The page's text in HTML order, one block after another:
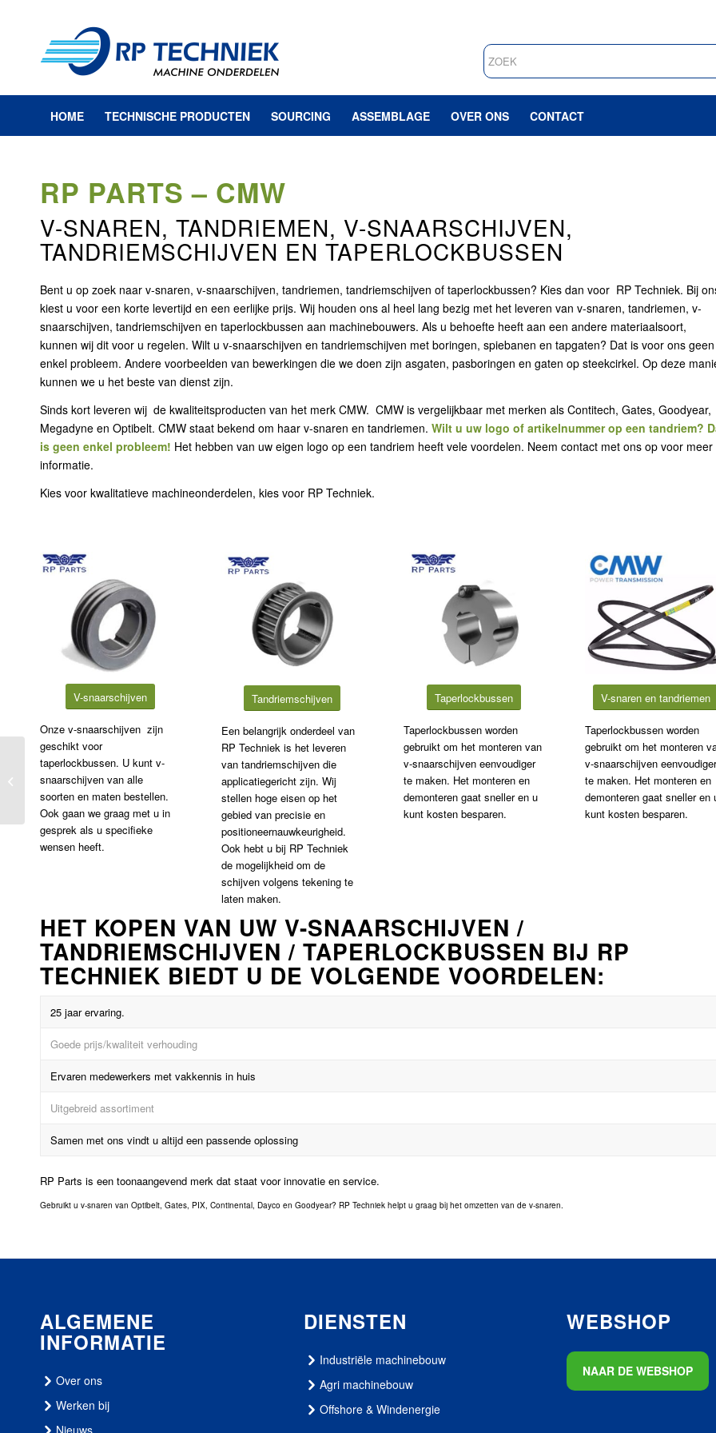
HOME TECHNISCHE PRODUCTEN SOURCING ASSEMBLAGE OVER ONS CONTACT
RP PARTS – CMW
V-SNAREN, TANDRIEMEN, V-SNAARSCHIJVEN,
TANDRIEMSCHIJVEN EN TAPERLOCKBUSSEN
Bent u op zoek naar v-snaren, v-snaarschijven, tandriemen, tandriemschijven of taperlockbussen? Kies dan voor RP Techniek. Bij
kiest u voor een korte levertijd en een eerlijke prijs. Wij houden ons al heel lang bezig met het leveren van v-snaren, tandriemen, v-
snaarschijven, tandriemschijven en taperlockbussen aan machinebouwers. Als u behoefte heeft aan een andere materiaalsoort,
kunnen wij dit voor u regelen. Wilt u v-snaarschijven en tandriemschijven met boringen, spiebanen en tapgaten? Dat is voor ons geen
enkel probleem. Andere voorbeelden van bewerkingen die we doen zijn asgaten, pasboringen en gaten op steekcirkel. Op deze
kunnen we u het beste van dienst zijn.
Sinds kort leveren wij de kwaliteitsproducten van het merk CMW. CMW is vergelijkbaar met merken als Contitech, Gates, Goodyear,
Megadyne en Optibelt. CMW staat bekend om haar v-snaren en tandriemen. Wilt u uw logo of artikelnummer op een tandriem?
is geen enkel probleem! Het hebben van uw eigen logo op een tandriem heeft vele voordelen. Neem contact met ons op voor meer
informatie.
Kies voor kwalitatieve machineonderdelen, kies voor RP Techniek.
V-snaarschijven
Onze v-snaarschijven zijn
geschikt voor
taperlockbussen. U kunt v-
snaarschijven van alle
soorten en maten bestellen.
Ook gaan we graag met u in
gesprek als u specifieke
wensen heeft.
Tandriemschijven
Een belangrijk onderdeel van
RP Techniek is het leveren
van tandriemschijven die
applicatiegericht zijn. Wij
stellen hoge eisen op het
gebied van precisie en
positioneernauwkeurigheid.
Ook hebt u bij RP Techniek
de mogelijkheid om de
schijven volgens tekening te
laten maken.
Taperlockbussen
Taperlockbussen worden
gebruikt om het monteren van
v-snaarschijven eenvoudiger
te maken. Het monteren en
demonteren gaat sneller en u
kunt kosten besparen.
V-snaren en tandriemen
Taperlockbussen worden
gebruikt om het monteren
v-snaarschijven
te maken. Het monteren en
demonteren gaat sneller en
kunt kosten besparen.
HET KOPEN VAN UW V-SNAARSCHIJVEN /
TANDRIEMSCHIJVEN / TAPERLOCKBUSSEN BIJ RP
TECHNIEK BIEDT U DE VOLGENDE VOORDELEN:
25 jaar ervaring.
Goede prijs/kwaliteit verhouding
Ervaren medewerkers met vakkennis in huis
Uitgebreid assortiment
Samen met ons vindt u altijd een passende oplossing
RP Parts is een toonaangevend merk dat staat voor innovatie en service.
Gebruikt u v-snaren van Optibelt, Gates, PIX, Continental, Dayco en Goodyear? RP Techniek helpt u graag bij het omzetten van de v-snaren.
ALGEMENE
INFORMATIE
Over ons
Werken bij
DIENSTEN
Industriële machinebouw
Agri machinebouw
Offshore & Windenergie
WEBSHOP
NAAR DE WEBSHOP
RP Parts – Chains –
Sprockets – Taperlock
bushes